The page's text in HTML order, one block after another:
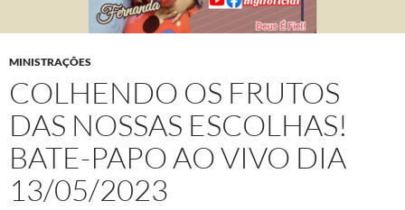
MINISTRAÇÕES
COLHENDO OS FRUTOS
DAS NOSSAS ESCOLHAS!
BATE-PAPO AO VIVO DIA
13/05/2023